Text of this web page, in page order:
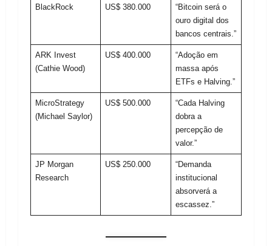
BlackRock US$ 380.000
“Bitcoin será o
ouro digital dos
bancos centrais.”
ARK Invest
(Cathie Wood)
US$ 400.000
“Adoção em
massa após
ETFs e Halving.”
MicroStrategy
(Michael Saylor)
US$ 500.000
“Cada Halving
dobra a
percepção de
valor.”
JP Morgan
Research
US$ 250.000
“Demanda
institucional
absorverá a
escassez.”